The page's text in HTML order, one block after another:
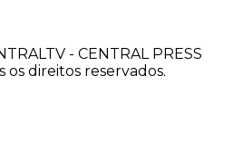
- CENTRAL PRESS
os direitos reservados.